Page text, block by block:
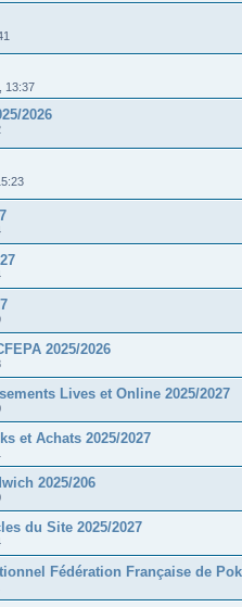
13:37
2026
2025/2026
Lives et Online 2025/2027
et Achats 2025/2027
2025/206
du Site 2025/2027
Fédération Française de